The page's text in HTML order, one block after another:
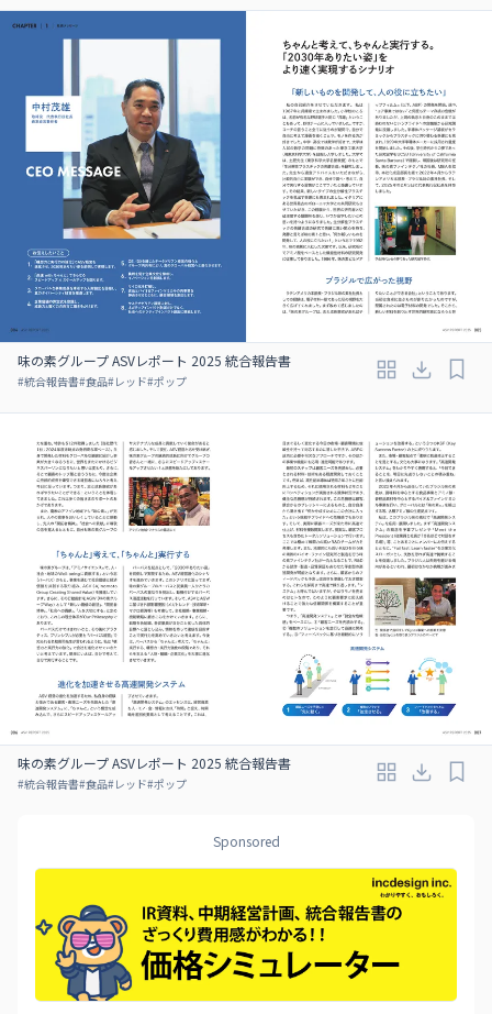
味の素グループ ASVレポート 2025 統合報告書
#統合報告書#食品#レッド#ポップ
味の素グループ ASVレポート 2025 統合報告書
#統合報告書#食品#レッド#ポップ
Sponsored